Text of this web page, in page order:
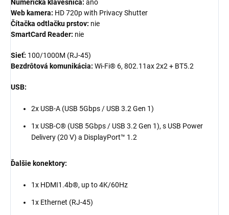
Numerická klávesnica: áno
Web kamera: HD 720p with Privacy Shutter
Čítačka odtlačku prstov: nie
SmartCard Reader: nie
Sieť: 100/1000M (RJ-45)
Bezdrôtová komunikácia: Wi-Fi® 6, 802.11ax 2x2 + BT5.2
USB:
2x USB-A (USB 5Gbps / USB 3.2 Gen 1)
1x USB-C® (USB 5Gbps / USB 3.2 Gen 1), s USB Power
Delivery (20 V) a DisplayPort™ 1.2
Ďalšie konektory:
1x HDMI1.4b®, up to 4K/60Hz
1x Ethernet (RJ-45)